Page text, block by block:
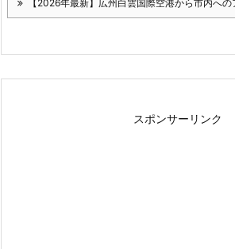
【2026年最新】広州白雲国際空港から市内へ
スポンサーリンク